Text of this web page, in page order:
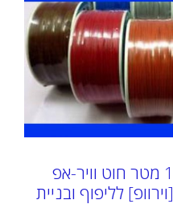
1 מטר חוט וויר-אפ
[וירוופ] לליפוף ובניית